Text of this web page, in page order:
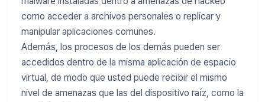
como acceder a archivos personales o replicar y
manipular aplicaciones comunes.
Además, los procesos de los demás pueden ser
accedidos dentro de la misma aplicación de espacio
virtual, de modo que usted puede recibir el mismo
nivel de amenazas que las del dispositivo raíz, como la